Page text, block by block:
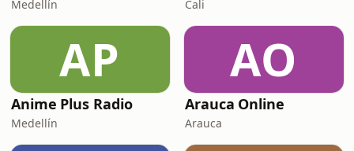
Medellín Cali
AP
Anime Plus Radio
Medellín
AO
Arauca Online
Arauca